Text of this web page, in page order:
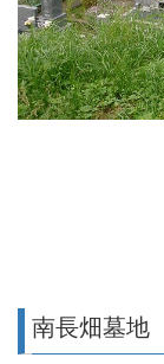
南長畑墓地